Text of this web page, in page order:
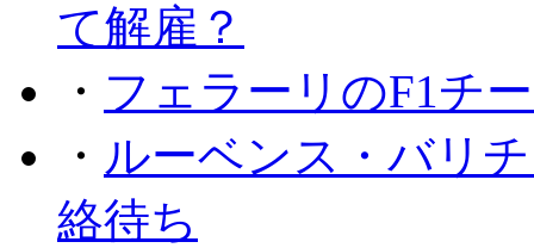
て解雇？
・ フェラーリのF1チ
・ ルーベンス・バリ
絡待ち